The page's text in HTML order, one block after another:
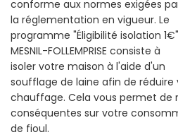
conforme aux normes exigées
la réglementation en vigueur. Le
programme "Éligibilité isolation 1€"
MESNIL-FOLLEMPRISE consiste à
isoler votre maison à l'aide d'un
soufflage de laine afin de
chauffage. Cela vous permet de
conséquentes sur votre
de fioul.